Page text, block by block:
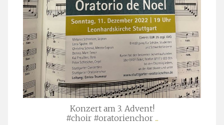
Konzert am 3. Advent!
#choir #oratorienchor ...